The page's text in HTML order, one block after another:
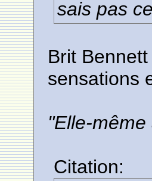
sais pas
Brit
sensations
"Elle-
Citation: